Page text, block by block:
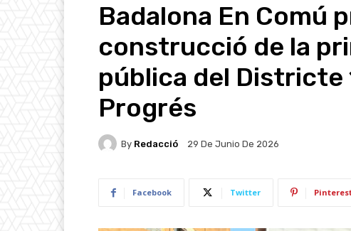
Badalona En Comú
construcció de la
pública del Districte
Progrés
By Redacció 29 De Junio De 2026
Facebook Twitter